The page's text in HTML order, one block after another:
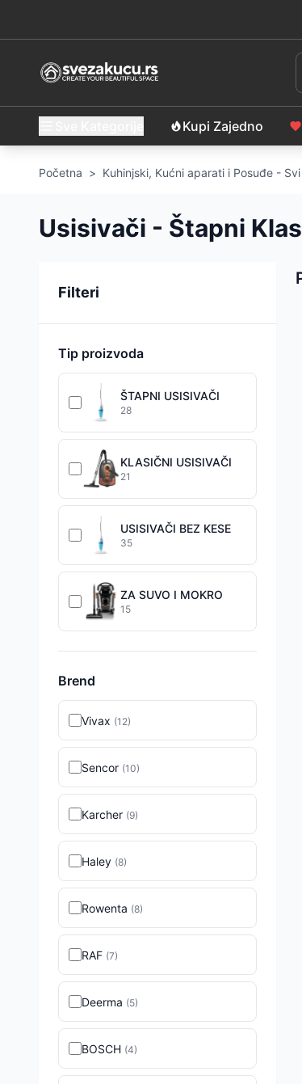
Kupi Zajedno
Početna > Kuhinjski, Kućni aparati i Posuđe -
Usisivači - Štapni
Filteri
Tip proizvoda
ŠTAPNI USISIVAČI
28
KLASIČNI USISIVAČI
21
USISIVAČI BEZ KESE
35
ZA SUVO I MOKRO
15
Brend
Vivax (12)
Sencor (10)
Karcher (9)
Haley (8)
Rowenta (8)
RAF (7)
Deerma (5)
BOSCH (4)